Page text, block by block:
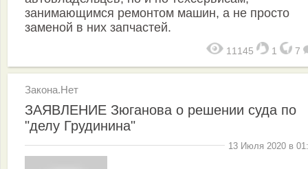
занимающимся ремонтом машин, а не просто
заменой в них запчастей.
11145 1 7
Закона.Нет
ЗАЯВЛЕНИЕ Зюганова о решении суда по
"делу Грудинина"
13 Июля 2020 в